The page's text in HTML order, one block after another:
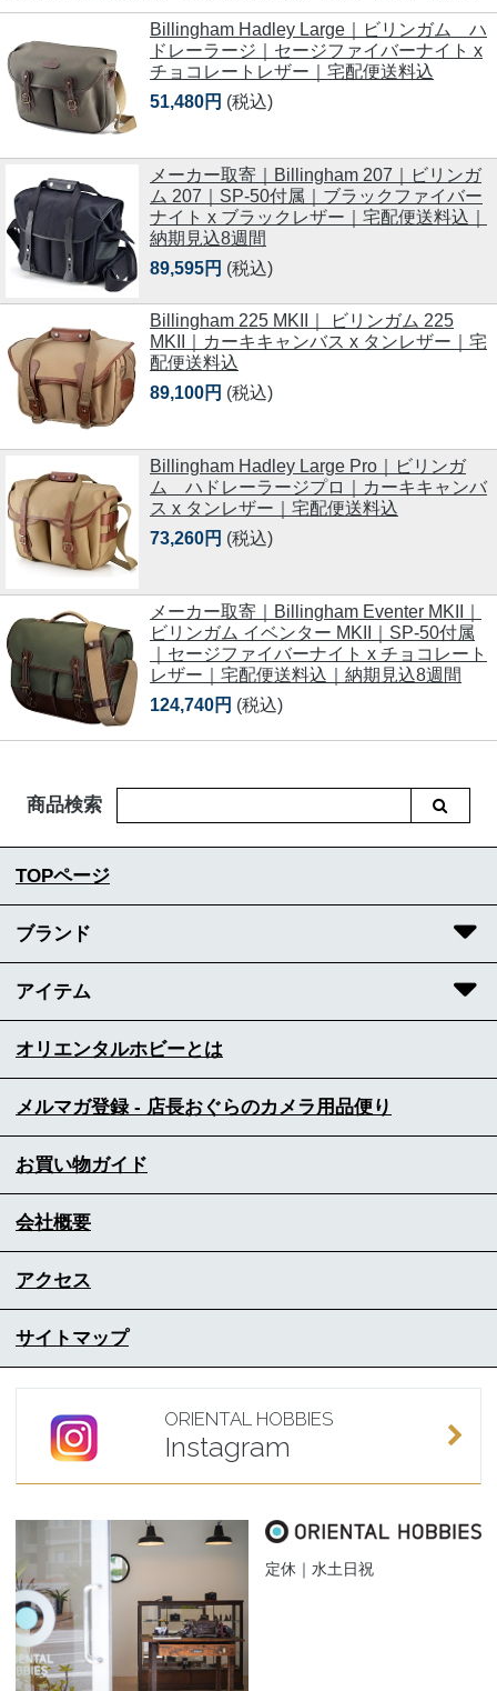
Billingham Hadley Large｜ビリンガム ハ
ドレーラージ｜セージファイバーナイト x
チョコレートレザー｜宅配便送料込
51,480円 (税込)
メーカー取寄｜Billingham 207｜ビリンガ
ム 207｜SP-50付属｜ブラックファイバー
ナイト x ブラックレザー｜宅配便送料込｜
納期見込8週間
89,595円 (税込)
Billingham 225 MKII｜ ビリンガム 225
MKII｜カーキキャンバス x タンレザー｜宅
配便送料込
89,100円 (税込)
Billingham Hadley Large Pro｜ビリンガ
ム ハドレーラージプロ｜カーキキャンバ
ス x タンレザー｜宅配便送料込
73,260円 (税込)
メーカー取寄｜Billingham Eventer MKII｜
ビリンガム イベンター MKII｜SP-50付属
｜セージファイバーナイト x チョコレート
レザー｜宅配便送料込｜納期見込8週間
124,740円 (税込)
商品検索
TOPページ
ブランド
アイテム
オリエンタルホビーとは
メルマガ登録 - 店長おぐらのカメラ用品便り
お買い物ガイド
会社概要
アクセス
サイトマップ
ORIENTAL HOBBIES
Instagram
定休｜水土日祝